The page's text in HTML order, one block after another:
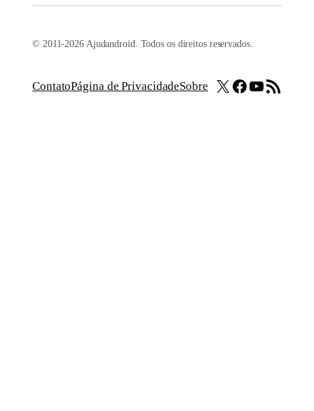
© 2011-2026 Ajudandroid. Todos os direitos reservados.
ContatoPágina de PrivacidadeSobre X Facebook
Youtube
Feed RSS